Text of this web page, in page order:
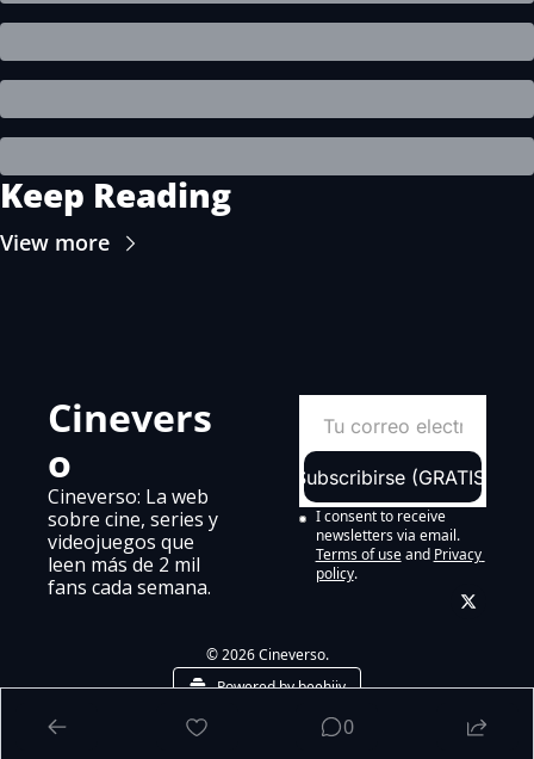
Keep Reading
View more
Cinevers
o
Cineverso: La web
sobre cine, series y
videojuegos que
leen más de 2 mil
fans cada semana.
Subscribirse (GRATIS)
I consent to receive
newsletters via email.
Terms of use and Privacy
policy.
© 2026 Cineverso.
Powered by beehiiv
0